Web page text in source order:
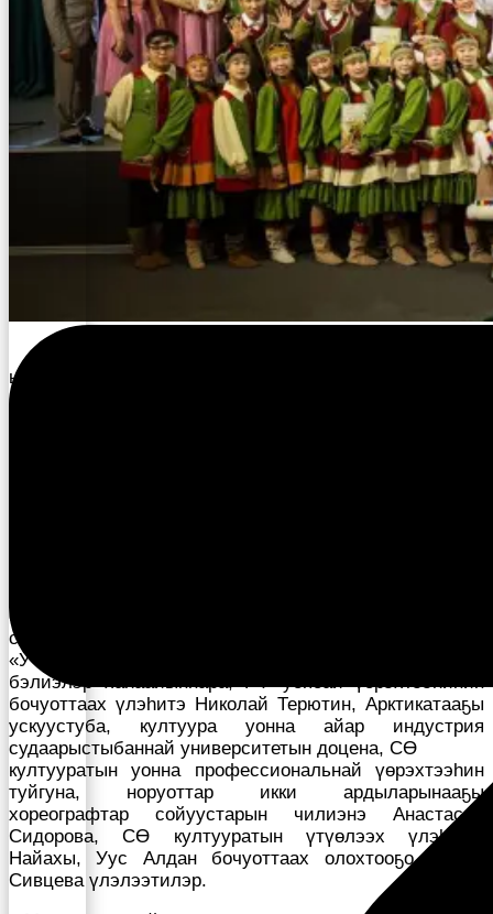
Олунньу 13 күнүгэр улууспутугар IV төгүлүн
ыытыллыбыт «Мүрү үҥкүүлүүр» күрэскэ Тааттаттан,
Чурапчыттан, Амматтан, Мэҥэ Хаҥаластан, Намтан,
өрөспүүбүлүкэтээҕи Норуот айымньытын дьиэтин
специалиһа, СӨ үөрэҕириитин, култууратын туйгуна,
«Учууталлар Учууталлара», «Методист Якутии» анал
бэлиэлэр хаһаайыннара, РФ уопсай үөрэхтээһинин
бочуоттаах үлэһитэ Николай Терютин, Арктикатааҕы
ускуустуба, култуура уонна айар индустрия
судаарыстыбаннай университетын доцена, СӨ
култууратын уонна профессиональнай үөрэхтээһин
туйгуна, норуоттар икки ардыларынааҕы
хореографтар сойуустарын чилиэнэ Анастасия
Сидорова, СӨ култууратын үтүөлээх үлэһитэ,
Найахы, Уус Алдан бочуоттаах олохтооҕо Мария
Сивцева үлэлээтилэр.